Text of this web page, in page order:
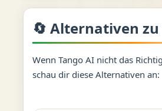
🔄 Alternativen zu
Wenn Tango AI nicht das
schau dir diese Alternativen an: